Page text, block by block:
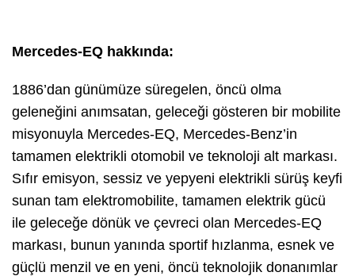
Mercedes-EQ hakkında:
1886’dan günümüze süregelen, öncü olma
geleneğini anımsatan, geleceği gösteren bir mobilite
misyonuyla Mercedes-EQ, Mercedes-Benz’in
tamamen elektrikli otomobil ve teknoloji alt markası.
Sıfır emisyon, sessiz ve yepyeni elektrikli sürüş keyfi
sunan tam elektromobilite, tamamen elektrik gücü
ile geleceğe dönük ve çevreci olan Mercedes-EQ
markası, bunun yanında sportif hızlanma, esnek ve
güçlü menzil ve en yeni, öncü teknolojik donanımlar